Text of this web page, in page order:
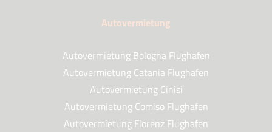
Autovermietung
Autovermietung Bologna Flughafen
Autovermietung Catania Flughafen
Autovermietung Cinisi
Autovermietung Comiso Flughafen
Autovermietung Florenz Flughafen